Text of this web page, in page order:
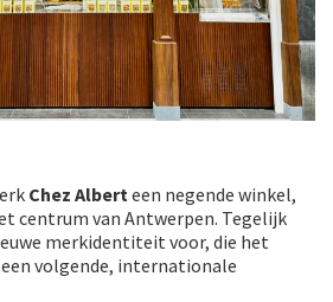
Chez Albert een negende winkel,
centrum van Antwerpen. Tegelijk
merkidentiteit voor, die het
volgende, internationale